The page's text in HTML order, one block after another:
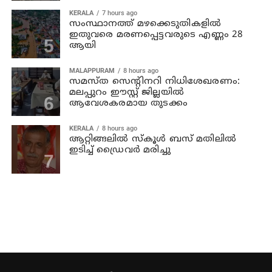
KERALA 7 hours ago
സംസ്ഥാനത്ത് മഴക്കെടുതികളില്‍
ഇതുവരെ മരണപ്പെട്ടവരുടെ എണ്ണം 28
ആയി
MALAPPURAM 8 hours ago
സമസ്ത സെന്റിനറി നിധിശേഖരണം:
മലപ്പുറം ഈസ്റ്റ് ജില്ലയിൽ
ആവേശകരമായ തുടക്കം
KERALA 8 hours ago
ആറ്റിങ്ങലില്‍ സ്‌കൂള്‍ ബസ് മതിലില്‍
ഇടിച്ച് ഡ്രൈവര്‍ മരിച്ചു